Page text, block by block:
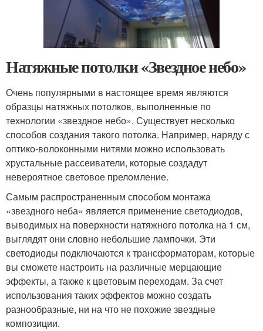
Натяжные потолки «Звездное небо»
Очень популярными в настоящее время являются
образцы натяжных потолков, выполненные по
технологии «звездное небо». Существует несколько
способов создания такого потолка. Например, наряду с
оптико-волоконными нитями можно использовать
хрустальные рассеиватели, которые создадут
невероятное световое преломление.
Самым распространенным способом монтажа
«звездного неба» является применение светодиодов,
выводимых на поверхности натяжного потолка на 1 см,
выглядят они словно небольшие лампочки. Эти
светодиоды подключаются к трансформаторам, которые
вы сможете настроить на различные мерцающие
эффекты, а также к цветовым переходам. За счет
использования таких эффектов можно создать
разнообразные, ни на что не похожие звездные
композиции.